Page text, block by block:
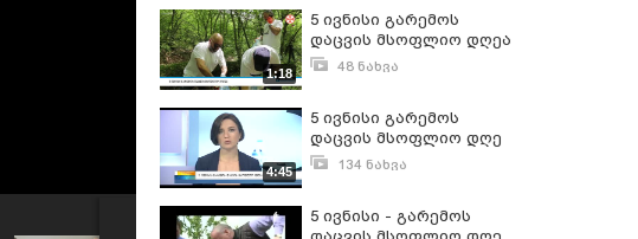
1:18
5 ივნისი გარემოს
დაცვის მსოფლიო დღეა
48 ნახვა
4:45
5 ივნისი გარემოს
დაცვის მსოფლიო დღე
134 ნახვა
5 ივნისი - გარემოს